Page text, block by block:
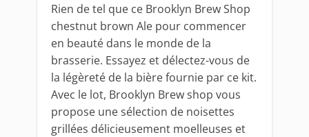
Rien de tel que ce Brooklyn Brew Shop
chestnut brown Ale pour commencer
en beauté dans le monde de la
brasserie. Essayez et délectez-vous de
la légèreté de la bière fournie par ce kit.
Avec le lot, Brooklyn Brew shop vous
propose une sélection de noisettes
grillées délicieusement moelleuses et